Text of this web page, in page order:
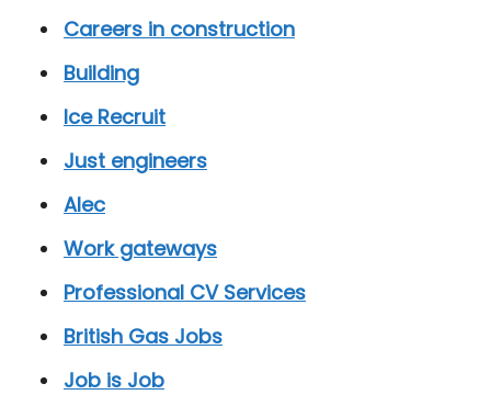
Careers in construction
Building
Ice Recruit
Just engineers
Alec
Work gateways
Professional CV Services
British Gas Jobs
Job is Job